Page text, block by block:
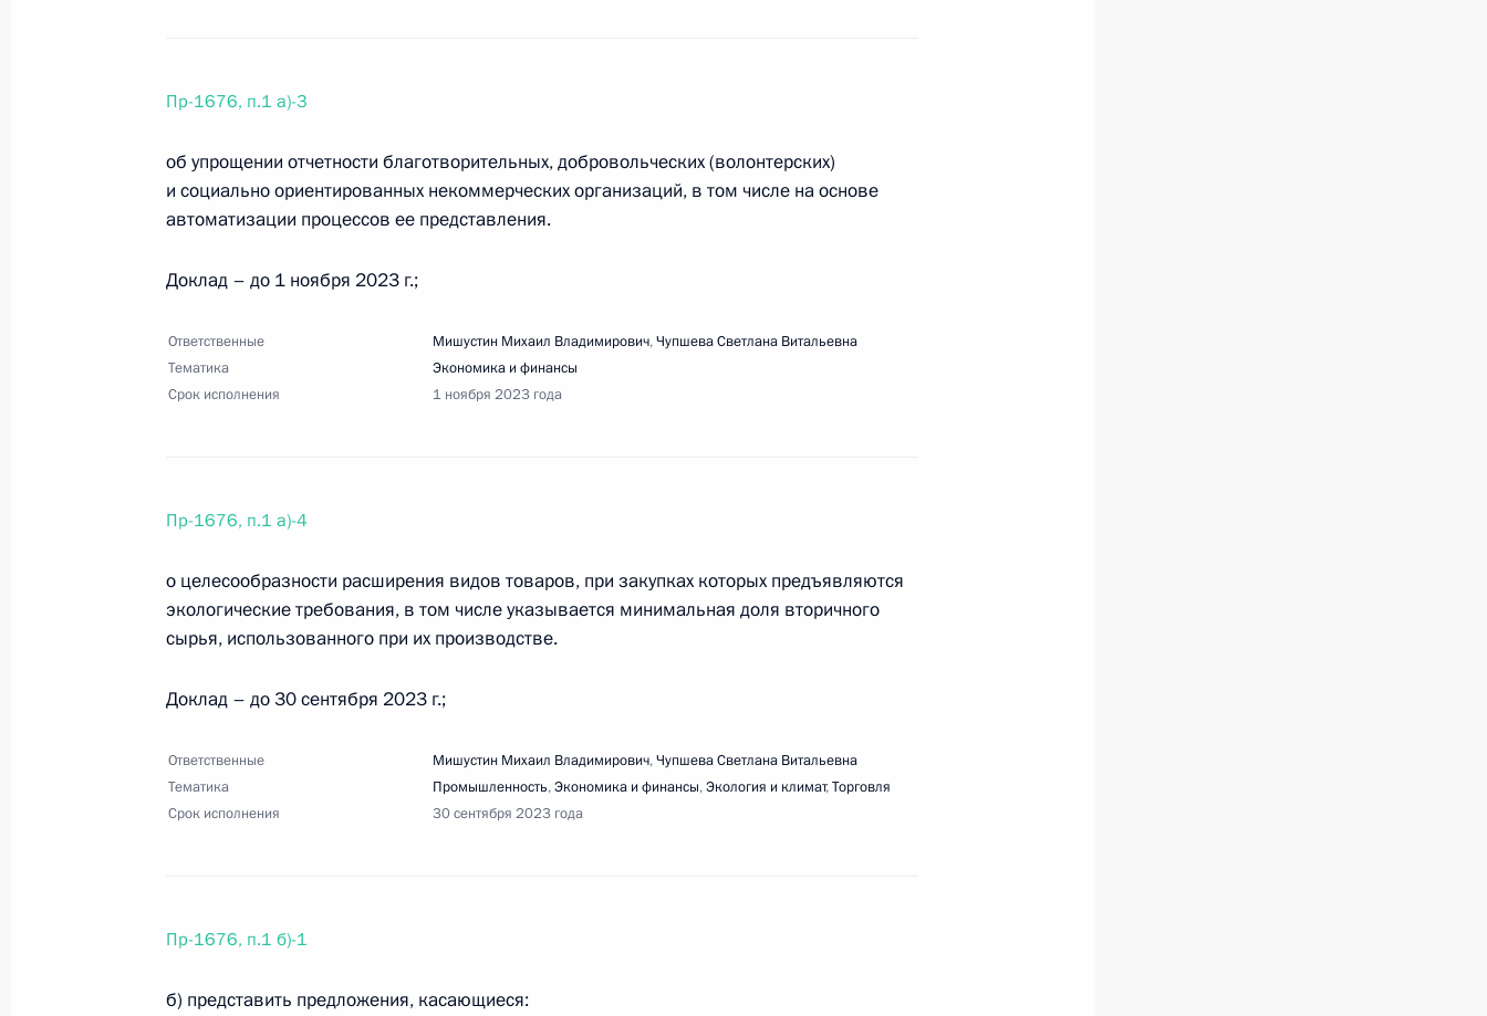
25 августа 2023 года, 17:00
18 августа 2023 года, пятница
Арктической зоны России
16 августа 2023 года, 20:00
15 августа 2023 года, вторник
экономики в России»
9 августа 2023 года, 20:00
Пр-1676, п.1 а)-3
об упрощении отчетности благотворительных, добровольческих (волонтерских)
и социально ориентированных некоммерческих организаций, в том числе на основе
автоматизации процессов ее представления.
Доклад – до 1 ноября 2023 г.;
Ответственные Мишустин Михаил Владимирович,Чупшева Светлана Витальевна
Тематика
Экономика и финансы
Срок исполнения
1 ноября 2023 года
Пр-1676, п.1 а)-4
о целесообразности расширения видов товаров, при закупках которых предъявляются
экологические требования, в том числе указывается минимальная доля вторичного
сырья, использованного при их производстве.
Доклад – до 30 сентября 2023 г.;
Ответственные Мишустин Михаил Владимирович,Чупшева Светлана Витальевна
Тематика
Промышленность,Экономика и финансы,Экология и климат,Торговля
Срок исполнения
30 сентября 2023 года
Пр-1676, п.1 б)-1
б) представить предложения, касающиеся: